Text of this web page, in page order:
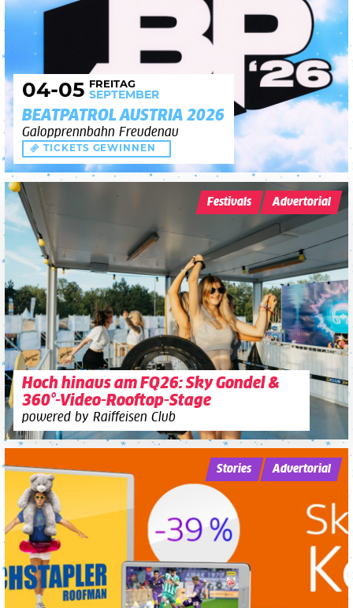
04-05 FREITAG
SEPTEMBER
BEATPATROL AUSTRIA 2026
Galopprennbahn Freudenau
TICKETS GEWINNEN
Hoch hinaus am FQ26: Sky Gondel &
360°-Video-Rooftop-Stage
powered by Raiffeisen Club
Festivals Advertorial
Stories Advertorial